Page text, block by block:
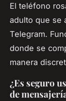
El teléfono
adulto que se
Telegram.
donde se
manera
¿Es seguro
de